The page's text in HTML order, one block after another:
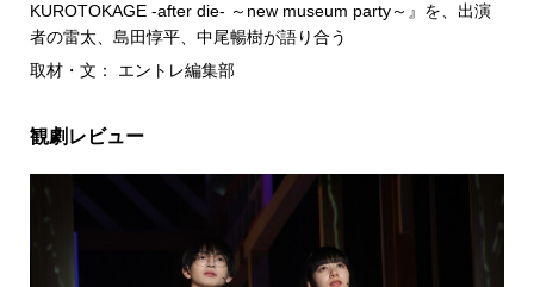
KUROTOKAGE -after die- ～new museum party～』を、出演
者の雷太、島田惇平、中尾暢樹が語り合う
取材・文： エントレ編集部
観劇レビュー